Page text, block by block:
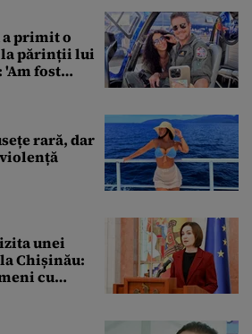
a primit o
la părinții lui
fost
rară, dar
unei
Chișinău:
cu